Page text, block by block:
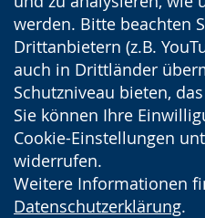
werden. Bitte beachten
Drittanbietern (z.B.
auch in Drittländer
Schutzniveau bieten,
Sie können Ihre
Cookie-Einstellungen
widerrufen.
Weitere Informationen
Datenschutzerklärung.